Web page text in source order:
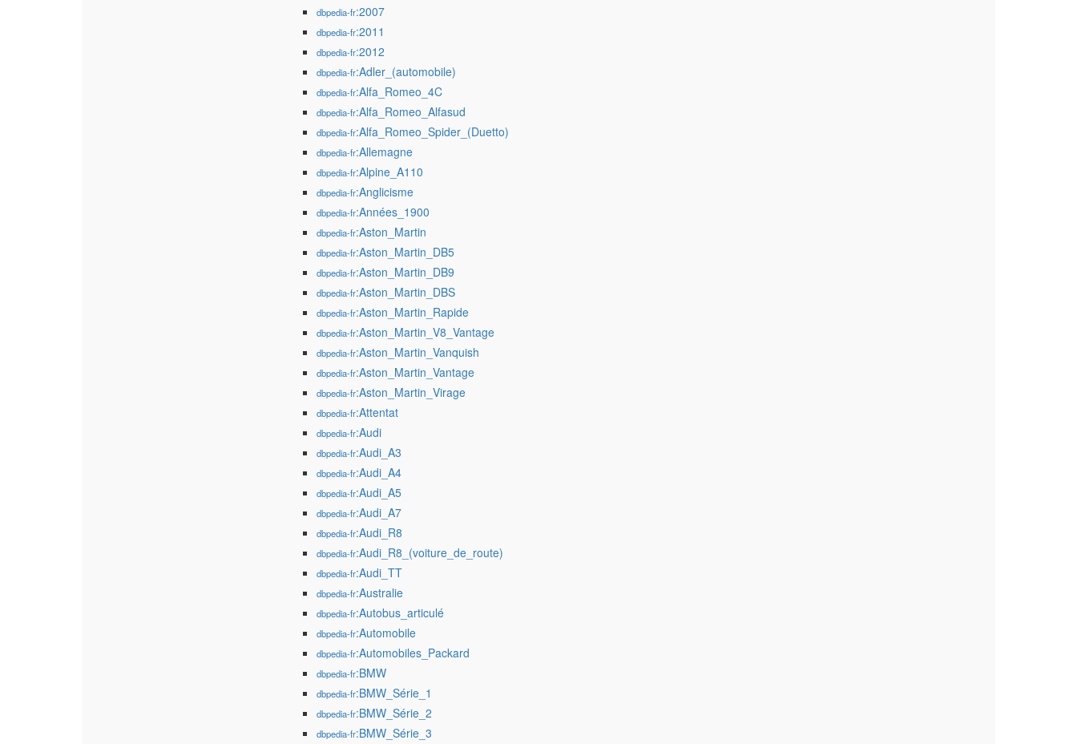
dbpedia-fr:2007
dbpedia-fr:2011
dbpedia-fr:2012
dbpedia-fr:Adler_(automobile)
dbpedia-fr:Alfa_Romeo_4C
dbpedia-fr:Alfa_Romeo_Alfasud
dbpedia-fr:Alfa_Romeo_Spider_(Duetto)
dbpedia-fr:Allemagne
dbpedia-fr:Alpine_A110
dbpedia-fr:Anglicisme
dbpedia-fr:Années_1900
dbpedia-fr:Aston_Martin
dbpedia-fr:Aston_Martin_DB5
dbpedia-fr:Aston_Martin_DB9
dbpedia-fr:Aston_Martin_DBS
dbpedia-fr:Aston_Martin_Rapide
dbpedia-fr:Aston_Martin_V8_Vantage
dbpedia-fr:Aston_Martin_Vanquish
dbpedia-fr:Aston_Martin_Vantage
dbpedia-fr:Aston_Martin_Virage
dbpedia-fr:Attentat
dbpedia-fr:Audi
dbpedia-fr:Audi_A3
dbpedia-fr:Audi_A4
dbpedia-fr:Audi_A5
dbpedia-fr:Audi_A7
dbpedia-fr:Audi_R8
dbpedia-fr:Audi_R8_(voiture_de_route)
dbpedia-fr:Audi_TT
dbpedia-fr:Australie
dbpedia-fr:Autobus_articulé
dbpedia-fr:Automobile
dbpedia-fr:Automobiles_Packard
dbpedia-fr:BMW
dbpedia-fr:BMW_Série_1
dbpedia-fr:BMW_Série_2
dbpedia-fr:BMW_Série_3